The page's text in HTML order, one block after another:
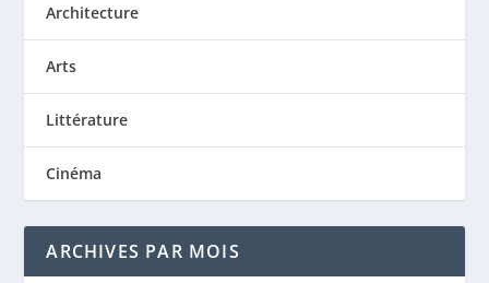
Architecture
Arts
Littérature
Cinéma
ARCHIVES PAR MOIS